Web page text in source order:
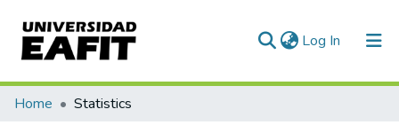
Log In (current)
Communities & Collections
Home Statistics